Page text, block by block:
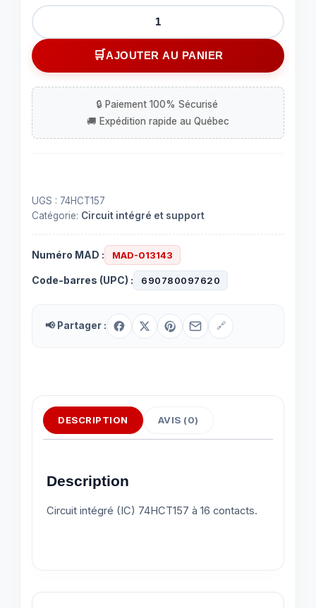
quantité
de
Circuit
intégré
74HCT157
à
16
AJOUTER AU PANIER
UGS : 74HCT157
Catégorie: Circuit intégré et support
Numéro MAD : MAD-013143
Code-barres (UPC) : 690780097620
📢 Partager : 🔗
DESCRIPTION AVIS (0)
Description
Circuit intégré (IC) 74HCT157 à 16 contacts.